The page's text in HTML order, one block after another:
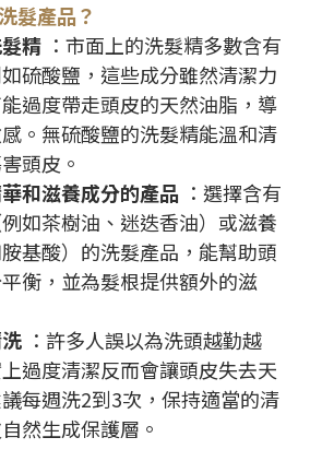
髮產品？
精 ：市面上的洗髮精多數含有
硫酸鹽，這些成分雖然清潔力
過度帶走頭皮的天然油脂，導
。無硫酸鹽的洗髮精能溫和清
頭皮。
和滋養成分的產品 ：選擇含有
如茶樹油、迷迭香油）或滋養
基酸）的洗髮產品，能幫助頭
衡，並為髮根提供額外的滋
：許多人誤以為洗頭越勤越
過度清潔反而會讓頭皮失去天
每週洗2到3次，保持適當的清
然生成保護層。